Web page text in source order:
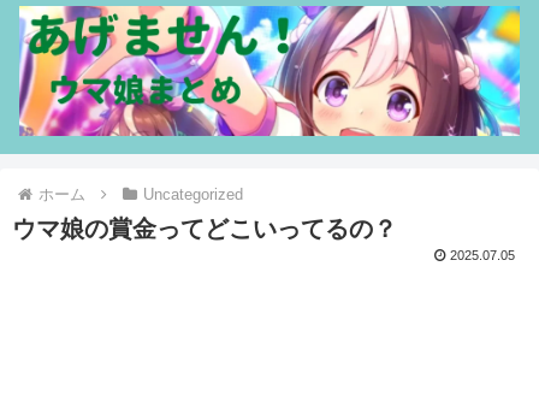
ホーム Uncategorized
ウマ娘の賞金ってどこいってるの？
2025.07.05